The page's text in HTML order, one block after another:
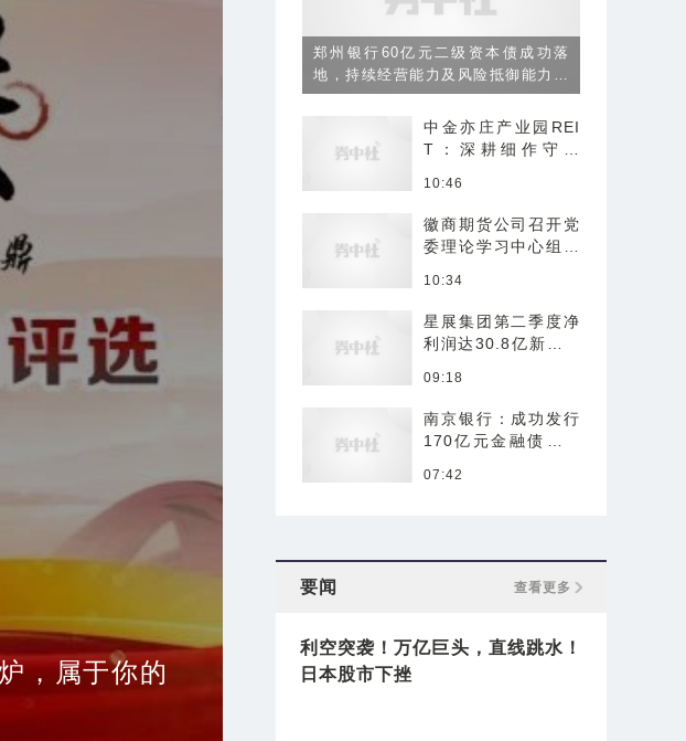
，属于你的
郑州银行60亿元二级资本债成功落
地，持续经营能力及风险抵御能力强
化
中金亦庄产业园REI
T：深耕细作守初
10:46
徽商期货公司召开党
委理论学习中心组第
议
10:34
星展集团第二季度净
利润达30.8亿新加坡
09:18
南京银行：成功发行
170亿元金融债券，
07:42
要闻 查看更多
利空突袭！万亿巨头，直线跳水！
日本股市下挫